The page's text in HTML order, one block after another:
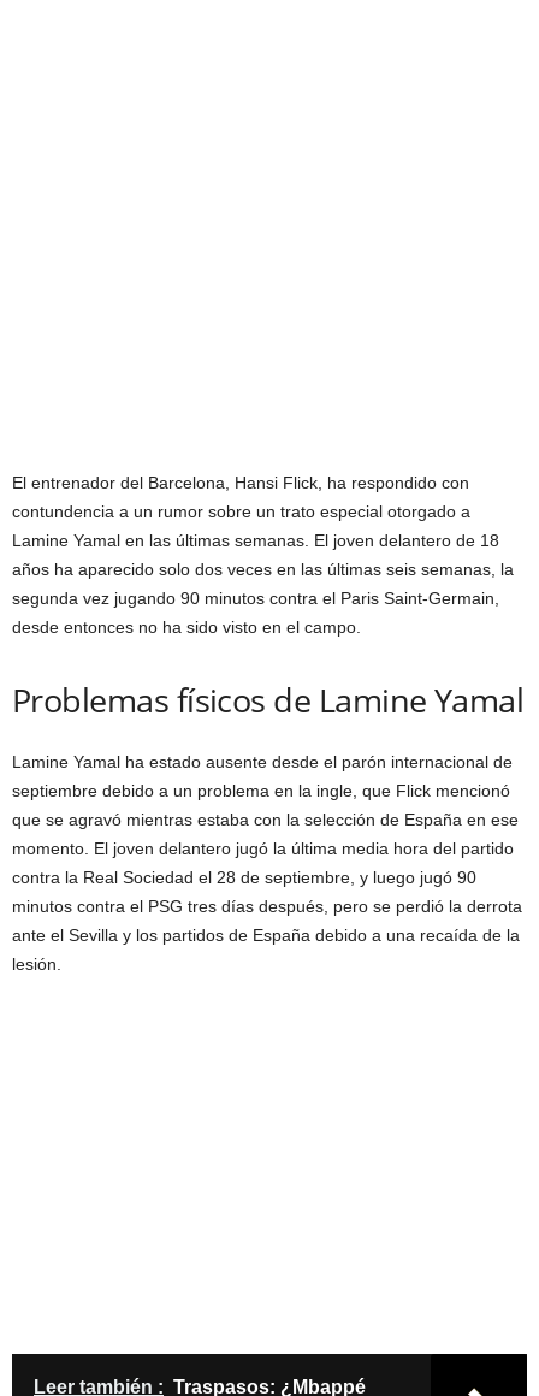
El entrenador del Barcelona, Hansi Flick, ha respondido con
contundencia a un rumor sobre un trato especial otorgado a
Lamine Yamal en las últimas semanas. El joven delantero de 18
años ha aparecido solo dos veces en las últimas seis semanas, la
segunda vez jugando 90 minutos contra el Paris Saint-Germain,
desde entonces no ha sido visto en el campo.
Problemas físicos de Lamine Yamal
Lamine Yamal ha estado ausente desde el parón internacional de
septiembre debido a un problema en la ingle, que Flick mencionó
que se agravó mientras estaba con la selección de España en ese
momento. El joven delantero jugó la última media hora del partido
contra la Real Sociedad el 28 de septiembre, y luego jugó 90
minutos contra el PSG tres días después, pero se perdió la derrota
ante el Sevilla y los partidos de España debido a una recaída de la
lesión.
Leer también : Traspasos: ¿Mbappé